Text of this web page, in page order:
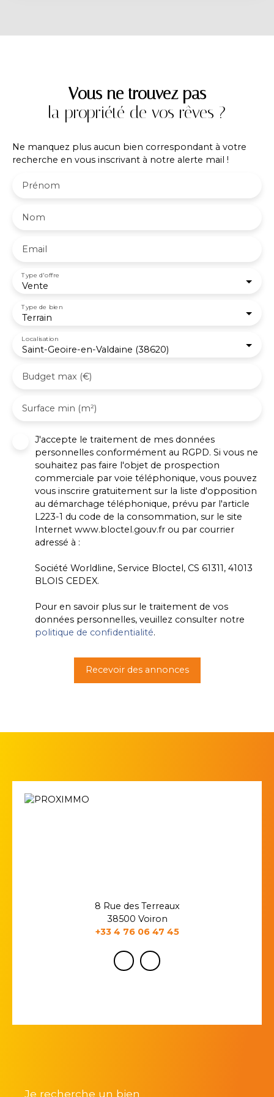
Vous ne trouvez pas
la propriété de vos rêves ?
Ne manquez plus aucun bien correspondant à votre
recherche en vous inscrivant à notre alerte mail !
Prénom
Nom
Email
Vente
Type d'offre
Terrain
Type de bien
Saint-Geoire-en-Valdaine (38620)
Localisation
Budget max (€)
Surface min (m²)
J'accepte le traitement de mes données
personnelles conformément au RGPD. Si vous ne
souhaitez pas faire l'objet de prospection
commerciale par voie téléphonique, vous pouvez
vous inscrire gratuitement sur la liste d'opposition
au démarchage téléphonique, prévu par l'article
L223-1 du code de la consommation, sur le site
Internet www.bloctel.gouv.fr ou par courrier
adressé à :
Société Worldline, Service Bloctel, CS 61311, 41013
BLOIS CEDEX.
Pour en savoir plus sur le traitement de vos
données personnelles, veuillez consulter notre
politique de confidentialité.
Recevoir des annonces
8 Rue des Terreaux
38500 Voiron
+33 4 76 06 47 45
Je recherche un bien